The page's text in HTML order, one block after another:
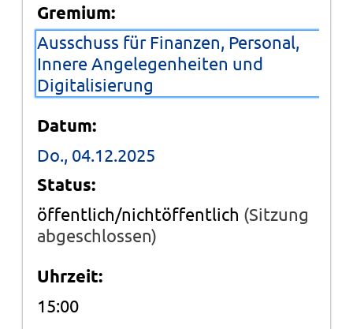
Gremium:
Ausschuss für Finanzen, Personal,
Innere Angelegenheiten und
Digitalisierung
Datum:
Do., 04.12.2025
Status:
öffentlich/nichtöffentlich (Sitzung
abgeschlossen)
Uhrzeit:
15:00